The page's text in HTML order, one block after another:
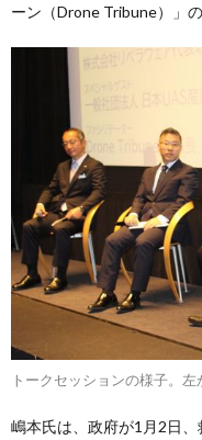
ーン（Drone Tribune）」
トークセッションの様子。
嶋本氏は、政府が1月2日